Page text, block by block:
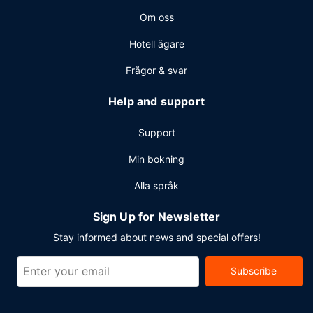
Om oss
Hotell ägare
Frågor & svar
Help and support
Support
Min bokning
Alla språk
Sign Up for Newsletter
Stay informed about news and special offers!
Subscribe